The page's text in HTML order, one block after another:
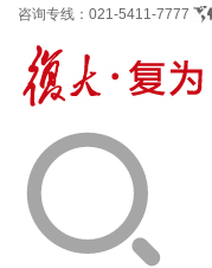
咨询专线： 021-5411-7777